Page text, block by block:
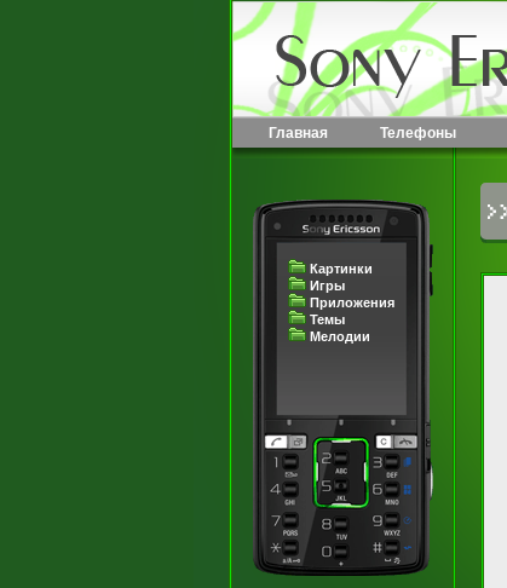
Главная Телефоны
Картинки
Игры
Приложения
Темы
Мелодии